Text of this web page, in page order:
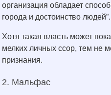
организация обладает
города и достоинство людей”.
Хотя такая власть может
мелких личных ссор, тем не
признания.
2. Мальфас